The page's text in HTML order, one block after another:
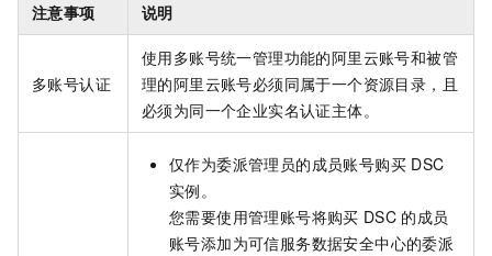
注意事项 说明
多账号认证
使用多账号统一管理功能的阿里云账号和被管
理的阿里云账号必须同属于一个资源目录，且
必须为同一个企业实名认证主体。
仅作为委派管理员的成员账号购买 DSC
实例。
您需要使用管理账号将购买 DSC 的成员
账号添加为可信服务数据安全中心的委派